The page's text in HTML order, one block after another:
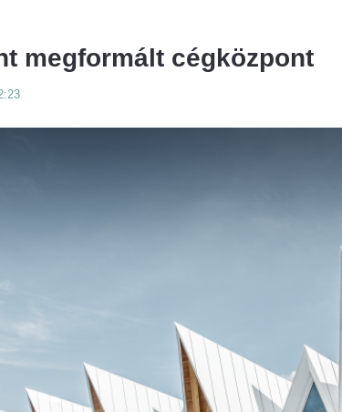
megformált cégközpont